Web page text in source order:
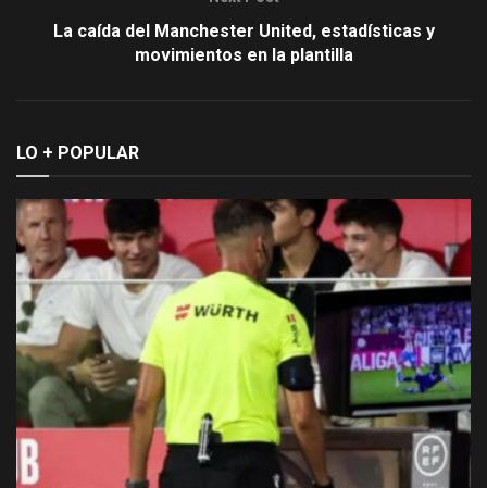
La caída del Manchester United, estadísticas y
movimientos en la plantilla
LO + POPULAR